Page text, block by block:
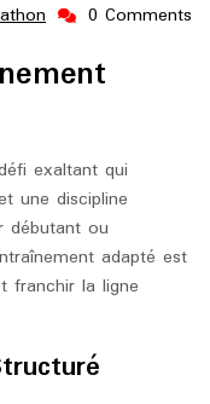
ing-
marathon
0 Comments
exaltant qui
une discipline
débutant ou
adapté est
franchir la ligne